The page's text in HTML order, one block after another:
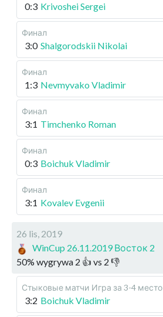
0:3 Krivoshei Sergei
Финал
3:0 Shalgorodskii Nikolai
Финал
1:3 Nevmyvako Vladimir
Финал
3:1 Timchenko Roman
Финал
0:3 Boichuk Vladimir
Финал
3:1 Kovalev Evgenii
26 lis, 2019
WinCup 26.11.2019 Восток 2
50% wygrywa 2 👍 vs 2 👎
Стыковые матчи Игра за 3-4 место
3:2 Boichuk Vladimir